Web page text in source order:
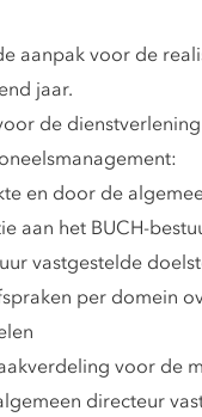
aanpak voor de
jaar.
de
en door de
aan het BUCH-
vastgestelde
per domein
voor de
directeur